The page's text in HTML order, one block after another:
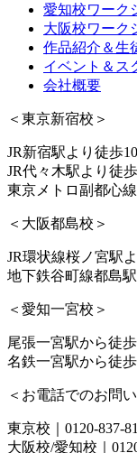
愛知校ワーク
大阪校ワーク
作品紹介＆生
イベント＆ス
会社概要
＜東京新宿校＞
JR新宿駅より徒歩
JR代々木駅より徒
東京メトロ副都心
＜大阪都島校＞
JR環状線桜ノ宮駅
地下鉄谷町線都島
＜愛知一宮校＞
尾張一宮駅から徒
名鉄一宮駅から徒
＜お電話でのお問
東京校｜0120-837-
大阪校/愛知校｜